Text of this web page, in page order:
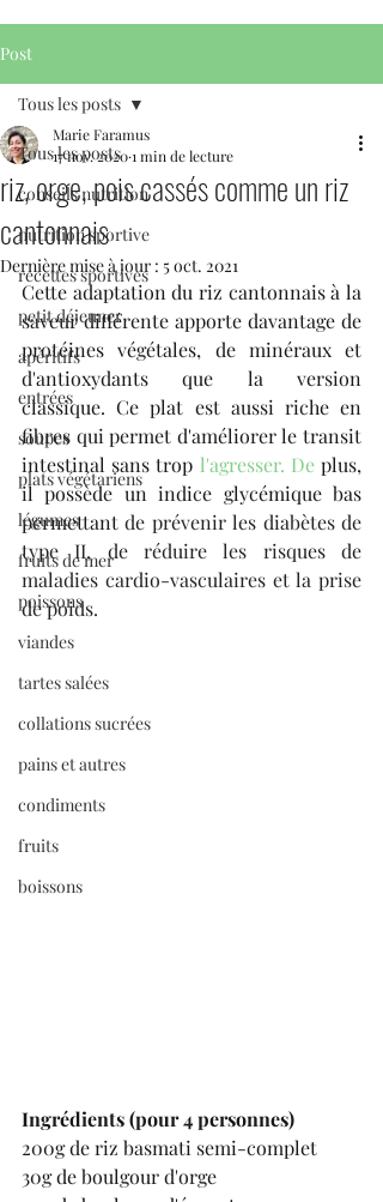
Post
Tous les posts
conseils nutrition
nutrition sportive
recettes sportives
petit déjeuner
apéritifs
entrées
soupes
plats végétariens
légumes
fruits de mer
poissons
viandes
tartes salées
collations sucrées
pains et autres
condiments
fruits
boissons
Tous les posts
riz, orge, pois cassés comme un riz
cantonnais
Marie Faramus
17 nov. 20201 min de lecture
Dernière mise à jour : 5 oct. 2021
Cette adaptation du riz cantonnais à la
saveur différente apporte davantage de
protéines végétales, de minéraux et
d'antioxydants que la version
classique. Ce plat est aussi riche en
fibres qui permet d'améliorer le transit
intestinal sans trop l'agresser. De plus,
il possède un indice glycémique bas
permettant de prévenir les diabètes de
type II, de réduire les risques de
maladies cardio-vasculaires et la prise
de poids.
Ingrédients (pour 4 personnes)
200g de riz basmati semi-complet
30g de boulgour d'orge